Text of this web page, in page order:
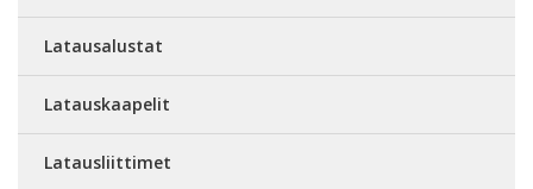
Latausalustat
Latauskaapelit
Latausliittimet